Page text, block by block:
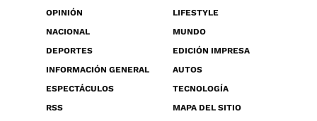
OPINIÓN
LIFESTYLE
NACIONAL
MUNDO
DEPORTES
EDICIÓN IMPRESA
INFORMACIÓN GENERAL
AUTOS
ESPECTÁCULOS
TECNOLOGÍA
RSS
MAPA DEL SITIO